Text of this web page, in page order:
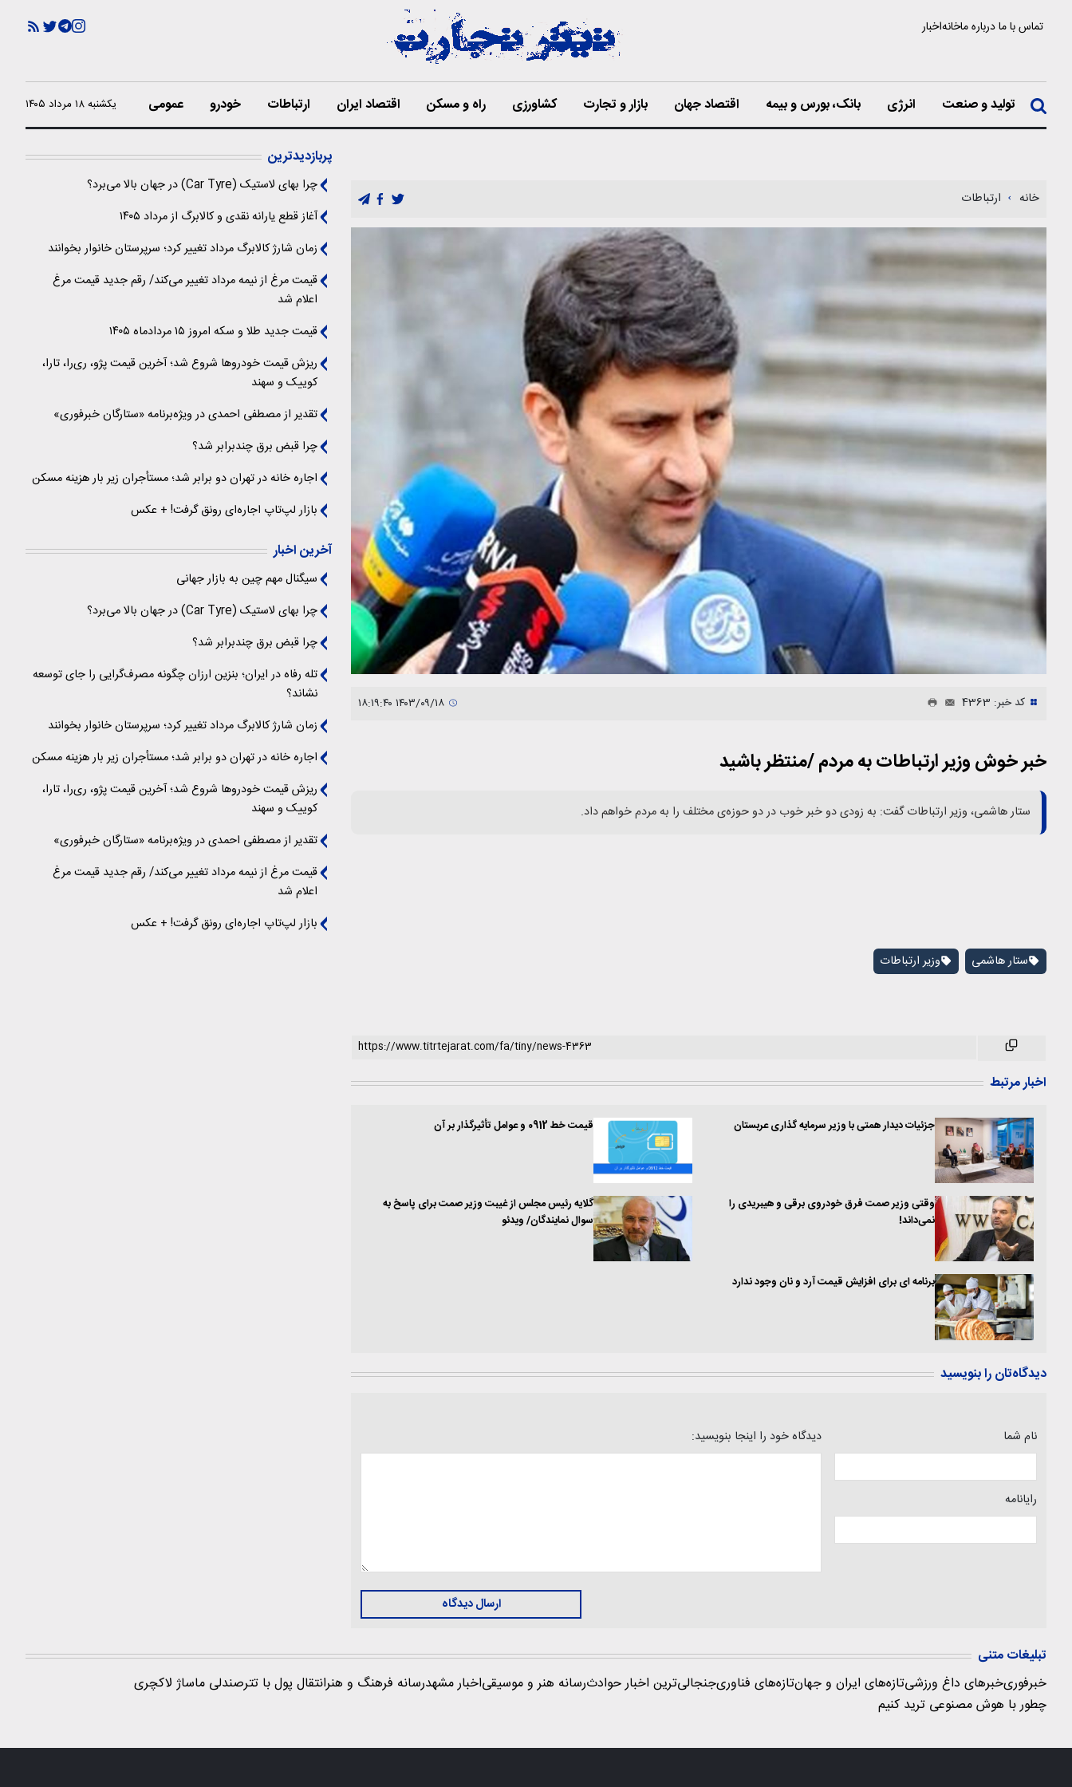
تماس با مادرباره ماخانهاخبار
تولید و صنعت انرژی بانک، بورس و بیمه اقتصاد جهان بازار و تجارت کشاورزی راه و مسکن اقتصاد ایران ارتباطات خودرو عمومی یکشنبه ۱۸ مرداد ۱۴۰۵
خانه ارتباطات
کد خبر: 4363
خبر خوش وزیر ارتباطات به مردم /منتظر باشید
ستار هاشمی، وزیر ارتباطات گفت: به زودی دو خبر خوب در دو حوزه‌ی مختلف را به مردم خواهم داد.
ستار هاشمی وزیر ارتباطات
اخبار مرتبط
جزئیات دیدار همتی با وزیر سرمایه گذاری عربستان قیمت خط 0912 و عوامل تأثیرگذار بر آن
وقتی وزیر صمت فرق خودروی برقی و هیبریدی را
نمی‌داند!
گلایه رئیس مجلس از غیبت وزیر صمت برای پاسخ به
سوال نمایندگان/ ویدئو
برنامه ای برای افزایش قیمت آرد و نان وجود ندارد
دیدگاه‌تان را بنویسید
نام شما
رایانامه
دیدگاه خود را اینجا بنویسید:
ارسال دیدگاه
پربازدیدترین
چرا بهای لاستیک (Car Tyre) در جهان بالا می‌برد؟
آغاز قطع یارانه نقدی و کالابرگ از مرداد ۱۴۰۵
زمان شارژ کالابرگ مرداد تغییر کرد؛ سرپرستان خانوار بخوانند
قیمت مرغ از نیمه مرداد تغییر می‌کند/ رقم جدید قیمت مرغ
اعلام شد
قیمت جدید طلا و سکه امروز ۱۵ مردادماه ۱۴۰۵
ریزش قیمت خودروها شروع شد؛ آخرین قیمت پژو، ری‌را، تارا،
کوییک و سهند
تقدیر از مصطفی احمدی در ویژه‌برنامه «ستارگان خبرفوری»
چرا قبض برق چندبرابر شد؟
اجاره خانه در تهران دو برابر شد؛ مستأجران زیر بار هزینه مسکن
بازار لپ‌تاپ اجاره‌ای رونق گرفت! + عکس
آخرین اخبار
سیگنال‌ مهم چین به بازار جهانی
چرا بهای لاستیک (Car Tyre) در جهان بالا می‌برد؟
چرا قبض برق چندبرابر شد؟
تله رفاه در ایران؛ بنزین ارزان چگونه مصرف‌گرایی را جای توسعه
نشاند؟
زمان شارژ کالابرگ مرداد تغییر کرد؛ سرپرستان خانوار بخوانند
اجاره خانه در تهران دو برابر شد؛ مستأجران زیر بار هزینه مسکن
ریزش قیمت خودروها شروع شد؛ آخرین قیمت پژو، ری‌را، تارا،
کوییک و سهند
تقدیر از مصطفی احمدی در ویژه‌برنامه «ستارگان خبرفوری»
قیمت مرغ از نیمه مرداد تغییر می‌کند/ رقم جدید قیمت مرغ
اعلام شد
بازار لپ‌تاپ اجاره‌ای رونق گرفت! + عکس
تبلیغات متنی
خبرفوریخبرهای داغ ورزشیتازه‌های ایران و جهانتازه‌های فناوریجنجالی‌ترین اخبار حوادثرسانه هنر و موسیقیاخبار مشهدرسانه فرهنگ و هنرانتقال پول با تترصندلی ماساژ لاکچری
چطور با هوش مصنوعی ترید کنیم